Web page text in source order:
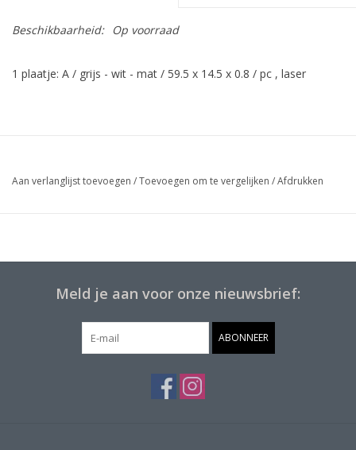
Beschikbaarheid: Op voorraad
1 plaatje: A / grijs - wit - mat / 59.5 x 14.5 x 0.8 / pc , laser
Aan verlanglijst toevoegen /Toevoegen om te vergelijken /Afdrukken
Meld je aan voor onze nieuwsbrief:
ABONNEER